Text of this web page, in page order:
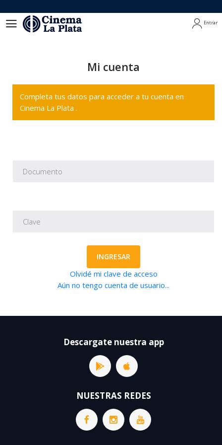
Entrar
Mi cuenta
Completa tus datos para acceder a tu cuenta en
Cinema La Plata .
INGRESAR
Olvidé mi clave de acceso
Aún no tengo cuenta de usuario...
Descargate nuestra app
NUESTRAS REDES